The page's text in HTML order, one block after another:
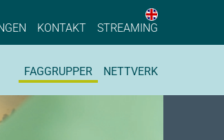
Industry
KONTAKT STREAMING
English
FAGGRUPPER NETTVERK